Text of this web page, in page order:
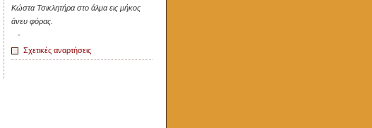
Κώστα Τσικλητήρα στο άλμα εις μήκος
άνευ φόρας.
-
Σχετικές αναρτήσεις